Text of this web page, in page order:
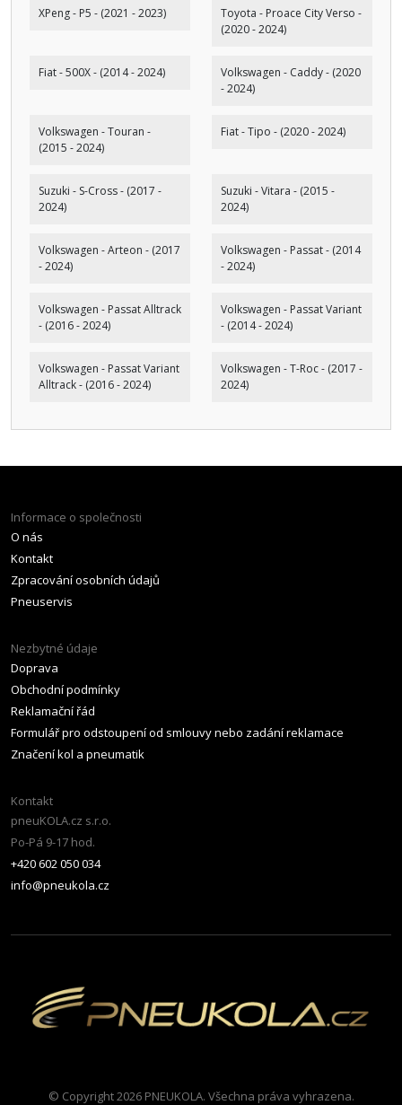
XPeng - P5 - (2021 - 2023)
Toyota - Proace City Verso -
(2020 - 2024)
Fiat - 500X - (2014 - 2024)
Volkswagen - Caddy - (2020
- 2024)
Volkswagen - Touran -
(2015 - 2024)
Fiat - Tipo - (2020 - 2024)
Suzuki - S-Cross - (2017 -
2024)
Suzuki - Vitara - (2015 -
2024)
Volkswagen - Arteon - (2017
- 2024)
Volkswagen - Passat - (2014
- 2024)
Volkswagen - Passat Alltrack
- (2016 - 2024)
Volkswagen - Passat Variant
- (2014 - 2024)
Volkswagen - Passat Variant
Alltrack - (2016 - 2024)
Volkswagen - T-Roc - (2017 -
2024)
Informace o společnosti
O nás
Kontakt
Zpracování osobních údajů
Pneuservis
Nezbytné údaje
Doprava
Obchodní podmínky
Reklamační řád
Formulář pro odstoupení od smlouvy nebo zadání reklamace
Značení kol a pneumatik
Kontakt
pneuKOLA.cz s.r.o.
Po-Pá 9-17 hod.
+420 602 050 034
info@pneukola.cz
© Copyright 2026 PNEUKOLA. Všechna práva vyhrazena.